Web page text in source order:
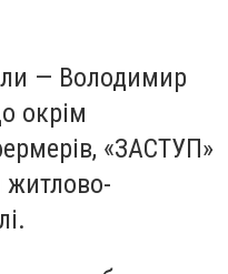
— Володимир
окрім
«ЗАСТУП»
житлово-